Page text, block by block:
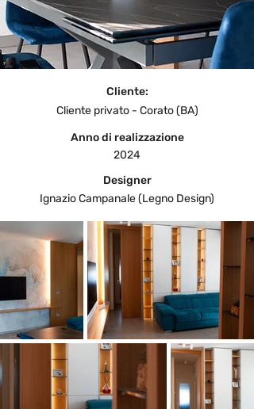
Cliente:
Cliente privato - Corato (BA)
Anno di realizzazione
2024
Designer
Ignazio Campanale (Legno Design)